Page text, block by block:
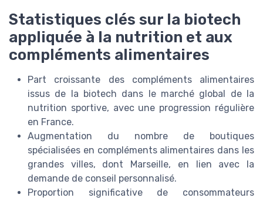
Statistiques clés sur la biotech
appliquée à la nutrition et aux
compléments alimentaires
Part croissante des compléments alimentaires
issus de la biotech dans le marché global de la
nutrition sportive, avec une progression régulière
en France.
Augmentation du nombre de boutiques
spécialisées en compléments alimentaires dans les
grandes villes, dont Marseille, en lien avec la
demande de conseil personnalisé.
Proportion significative de consommateurs